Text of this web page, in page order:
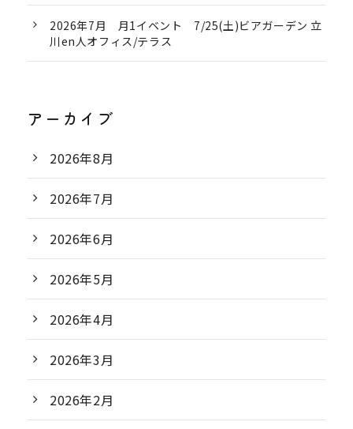
2026年7月 月1イベント 7/25(土)ビアガーデン 立
川en人オフィス/テラス
アーカイブ
2026年8月
2026年7月
2026年6月
2026年5月
2026年4月
2026年3月
2026年2月